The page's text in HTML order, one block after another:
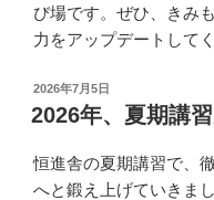
び場です。ぜひ、きみ
力をアップデートして
投
稿
日:
2026年7月5日
2026年、夏期講習
恒進舎の夏期講習で、
へと鍛え上げていきま